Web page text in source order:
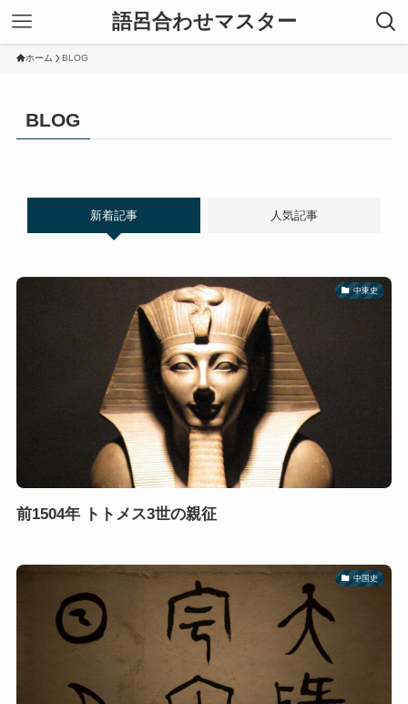
語呂合わせマスター
ホーム BLOG
BLOG
新着記事 人気記事
中東史
前1504年 トトメス3世の親征
中国史